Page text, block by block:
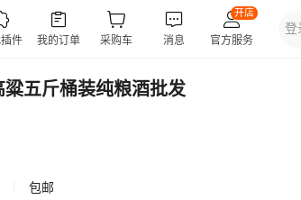
五斤桶装纯粮酒批发
包邮